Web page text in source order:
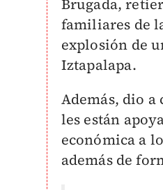
Brugada,
familiares de
explosión de
Iztapalapa.
Además, dio a
les están
económica a
además de